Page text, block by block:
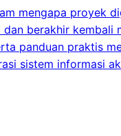
mengapa proyek
berakhir kembali
panduan praktis
sistem informasi